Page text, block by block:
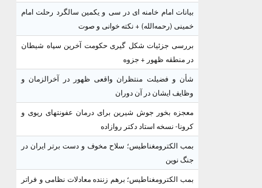
بیانات امام خامنه ای در سی و یکمین سالگرد رحلت امام
خمینی (رحمه‌الله) + نکته خوانی و صوت
بررسی جزئیات شکل گیری حکومت آخرین سپاه شیطان
در منطقه ظهور + جزوه
شأن و فضیلت منتظران واقعی ظهور در آخرالزمان و
وظایف ایشان در آن دوران
معجزه بخور جوش شیرین برای درمان عفونتهای ریوی و
کرونا- نسخه استاد دکتر روازاده
بمب الکترومغناطیس؛ سلاح مخوف و دست برتر ایران در
جنگ نوین
بمب الکترومغناطیس؛ برهم زننده معادلات نظامی و فراتر